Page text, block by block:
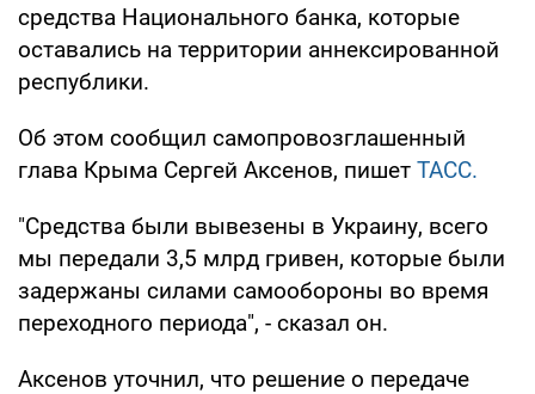
средства Национального банка, которые
оставались на территории аннексированной
республики.
Об этом сообщил самопровозглашенный
глава Крыма Сергей Аксенов, пишет ТАСС.
"Средства были вывезены в Украину, всего
мы передали 3,5 млрд гривен, которые были
задержаны силами самообороны во время
переходного периода", - сказал он.
Аксенов уточнил, что решение о передаче